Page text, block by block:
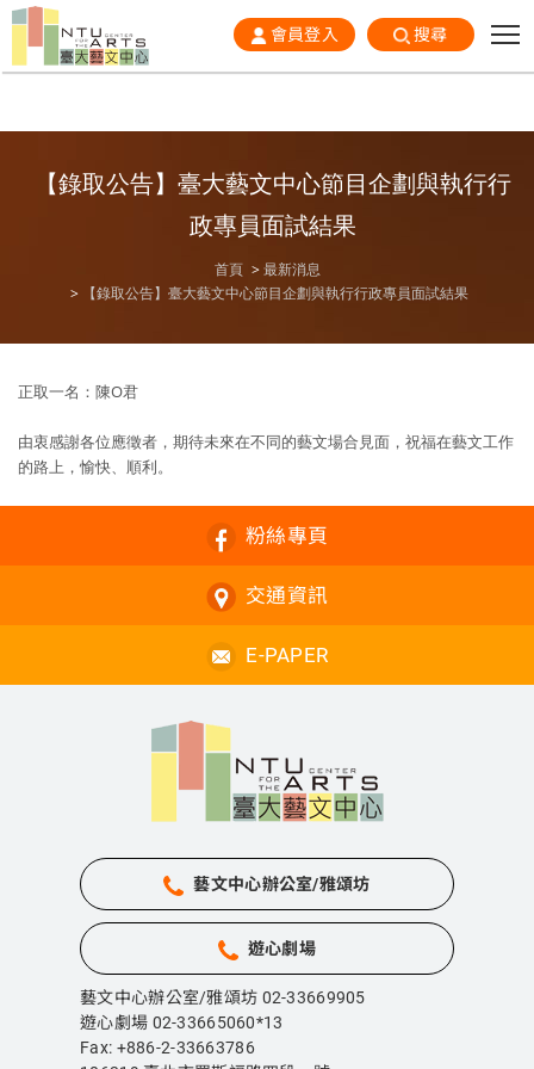
會員登入 搜尋
【錄取公告】臺大藝文中心節目企劃與執行行
政專員面試結果
首頁
最新消息
【錄取公告】臺大藝文中心節目企劃與執行行政專員面試結果
正取一名：陳O君
由衷感謝各位應徵者，期待未來在不同的藝文場合見面，祝福在藝文工作
的路上，愉快、順利。
粉絲專頁
交通資訊
E-PAPER
藝文中心辦公室/雅頌坊
遊心劇場
藝文中心辦公室/雅頌坊 02-33669905
遊心劇場 02-33665060*13
Fax: +886-2-33663786